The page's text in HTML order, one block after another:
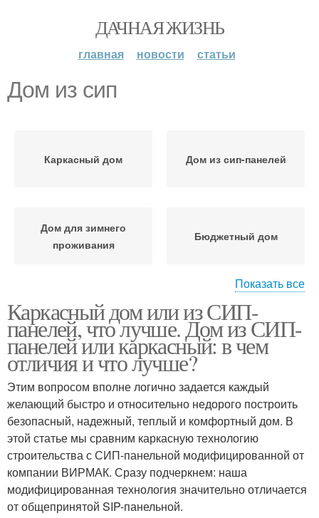
ДАЧНАЯ ЖИЗНЬ
главная новости статьи
Дом из сип
Каркасный дом Дом из сип-панелей
Дом для зимнего
проживания
Бюджетный дом
Дом для постоянного
проживания
Дом из металлических
сэндвич-панелей
Дом из сэндвич-
панелей
Дом из металлокаркаса
Дом из металлических
сендвич
Загородный дом
Показать все
Каркасный дом или из СИП-
панелей, что лучше. Дом из СИП-
панелей или каркасный: в чем
отличия и что лучше?
Этим вопросом вполне логично задается каждый
желающий быстро и относительно недорого построить
безопасный, надежный, теплый и комфортный дом. В
этой статье мы сравним каркасную технологию
строительства с СИП-панельной модифицированной от
компании ВИРМАК. Сразу подчеркнем: наша
модифицированная технология значительно отличается
от общепринятой SIP-панельной.